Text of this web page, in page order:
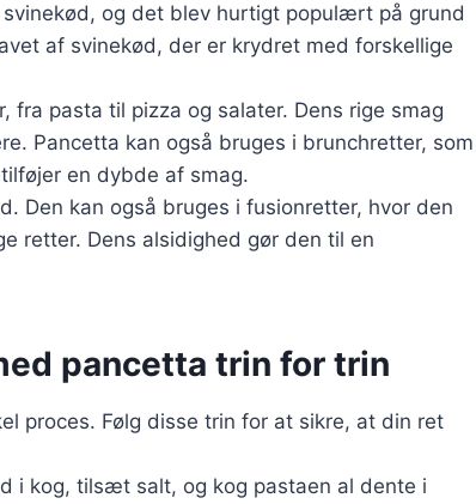
og det blev hurtigt populært på grund
af svinekød, der er krydret med forskellige
fra pasta til pizza og salater. Dens rige smag
Pancetta kan også bruges i brunchretter, som
en dybde af smag.
Den kan også bruges i fusionretter, hvor den
retter. Dens alsidighed gør den til en
pancetta trin for trin
proces. Følg disse trin for at sikre, at din ret
i kog, tilsæt salt, og kog pastaen al dente i